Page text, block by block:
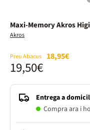
Maxi-Memory Akros
Akros
Preu Abacus 18,95€
19,50€
Entrega a
Compra ara i